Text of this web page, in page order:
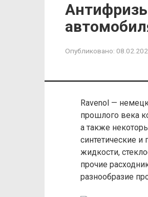
Опубликовано:
Ravenol —
прошлого века
а также
синтетические
жидкости,
прочие
разнообразие